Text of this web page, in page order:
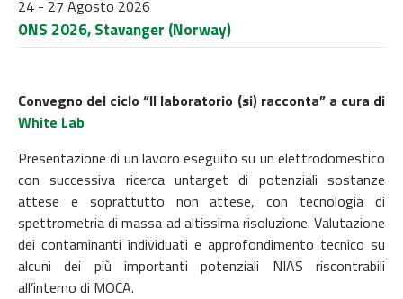
24 - 27 Agosto 2026
ONS 2026, Stavanger (Norway)
Convegno del ciclo “Il laboratorio (si) racconta” a cura di
White Lab
Presentazione di un lavoro eseguito su un elettrodomestico
con successiva ricerca untarget di potenziali sostanze
attese e soprattutto non attese, con tecnologia di
spettrometria di massa ad altissima risoluzione. Valutazione
dei contaminanti individuati e approfondimento tecnico su
alcuni dei più importanti potenziali NIAS riscontrabili
all’interno di MOCA.